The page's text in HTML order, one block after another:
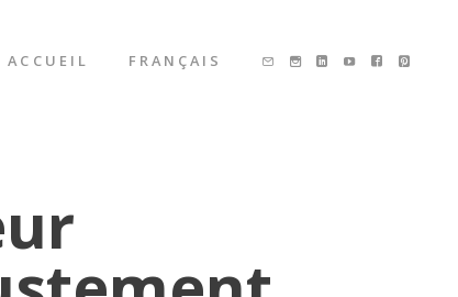
ACCUEIL FRANÇAIS